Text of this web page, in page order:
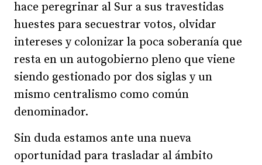
hace peregrinar al Sur a sus travestidas
huestes para secuestrar votos, olvidar
intereses y colonizar la poca soberanía que
resta en un autogobierno pleno que viene
siendo gestionado por dos siglas y un
mismo centralismo como común
denominador.
Sin duda estamos ante una nueva
oportunidad para trasladar al ámbito